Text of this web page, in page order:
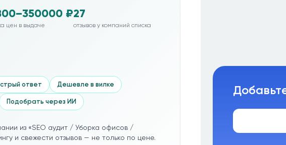
₽
цен в выдаче
27
отзывов у компаний списка
ответ Дешевле в вилке
Подобрать через ИИ
из «SEO аудит / Уборка офисов /
и свежести отзывов — не только по цене.